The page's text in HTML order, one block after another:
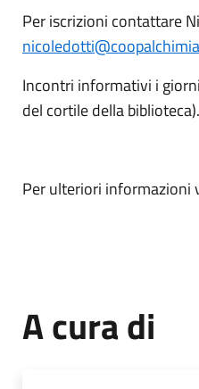
Per iscrizioni contattare
Incontri informativi i
del cortile della biblioteca).
Per ulteriori informazioni
A cura di